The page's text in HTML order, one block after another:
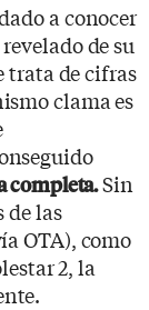
a conocer
de su
trata de cifras
clama es
completa.Sin
de las
OTA), como
2, la